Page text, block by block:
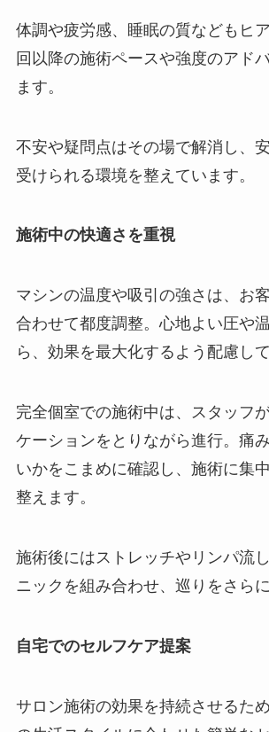
体調や疲労感、睡眠の質などもヒ
回以降の施術ペースや強度のアド
ます。
不安や疑問点はその場で解消し、
受けられる環境を整えています。
施術中の快適さを重視
マシンの温度や吸引の強さは、お
合わせて都度調整。心地よい圧や
ら、効果を最大化するよう配慮して
完全個室での施術中は、スタッフ
ケーションをとりながら進行。痛
いかをこまめに確認し、施術に集
整えます。
施術後にはストレッチやリンパ流
ニックを組み合わせ、巡りをさら
自宅でのセルフケア提案
サロン施術の効果を持続させるた